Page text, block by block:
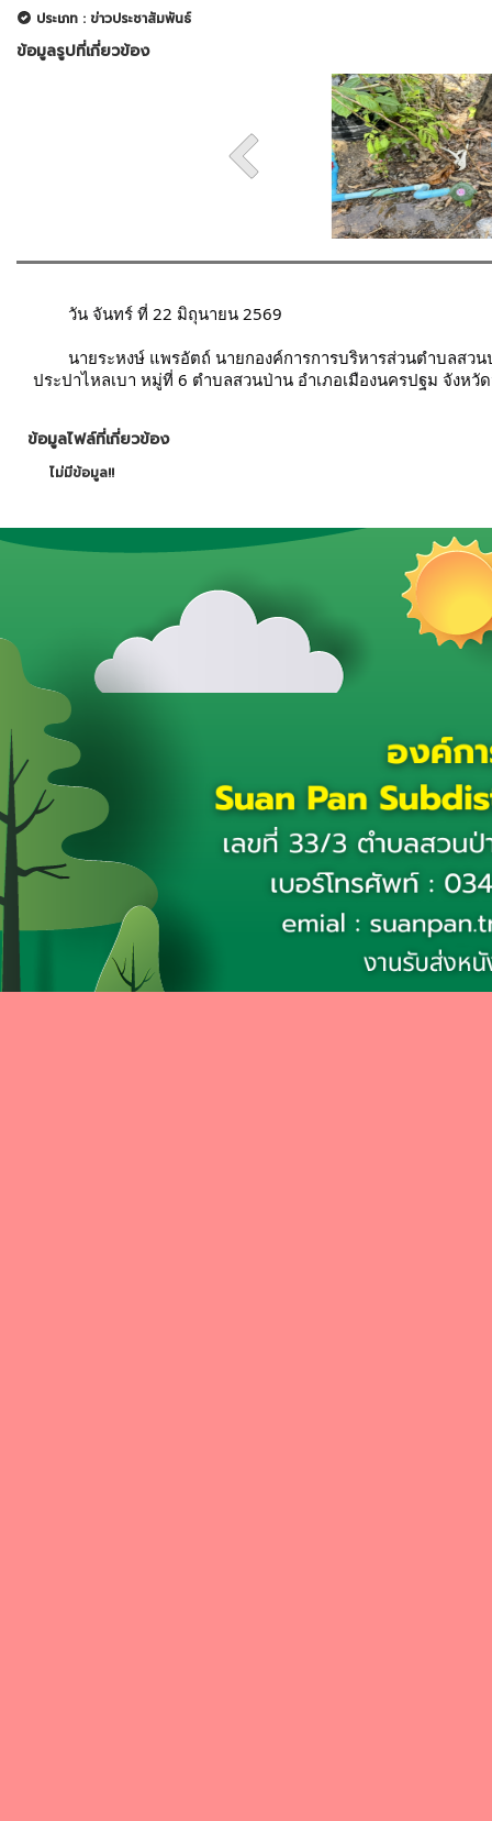
ประเภท : ข่าวประชาสัมพันธ์
ข้อมูลรูปที่เกี่ยวข้อง
	วัน จันทร์ ที่ 22 มิถุนายน 2569
ประปาไหลเบา หมู่ที่ 6 ตำบลสวนป่าน อำเภอเมืองนครปฐม จังหวั
ข้อมูลไฟล์ที่เกี่ยวข้อง
ไม่มีข้อมูล!!